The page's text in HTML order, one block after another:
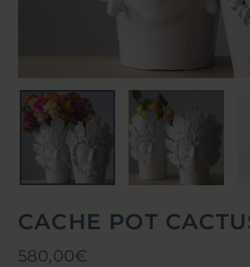
CACHE POT
Prix
580,00€